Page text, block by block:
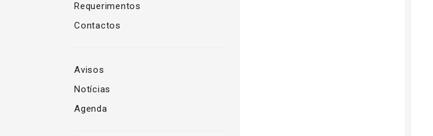
Requerimentos
Contactos
Avisos
Notícias
Agenda